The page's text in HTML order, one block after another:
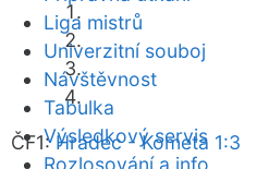
ČF1:Hradec - Kometa 1:3
Liga mistrů
Univerzitní souboj
Návštěvnost
Tabulka
Výsledkový servis
Rozlosování a info